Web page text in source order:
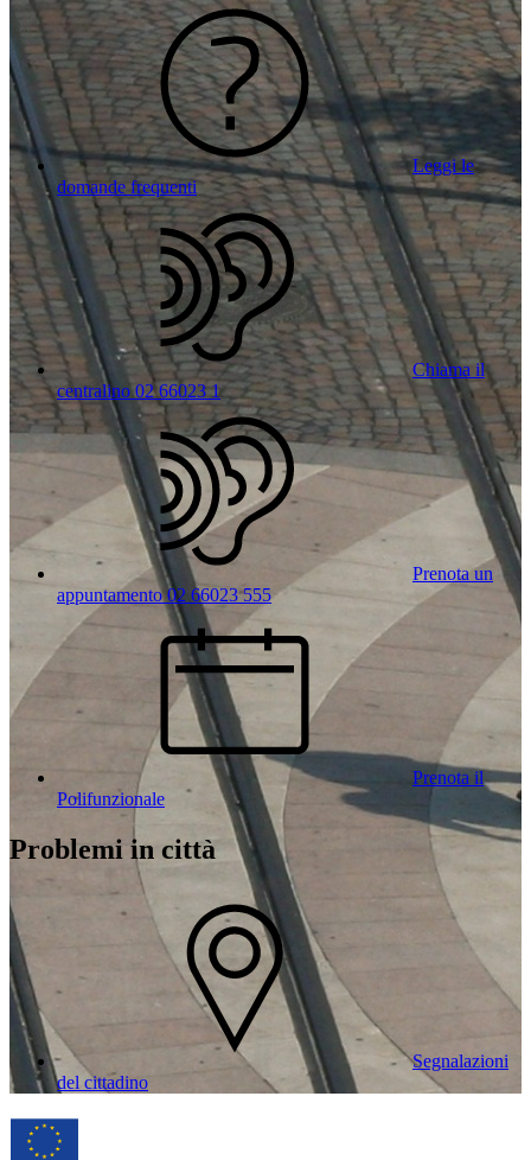
Leggi le
domande frequenti
Chiama il
centralino 02 66023 1
Prenota un
appuntamento 02 66023 555
Prenota il
Polifunzionale
Problemi in città
Segnalazioni
del cittadino